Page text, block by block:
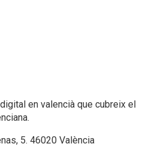
en valencià que cubreix el
5. 46020 València